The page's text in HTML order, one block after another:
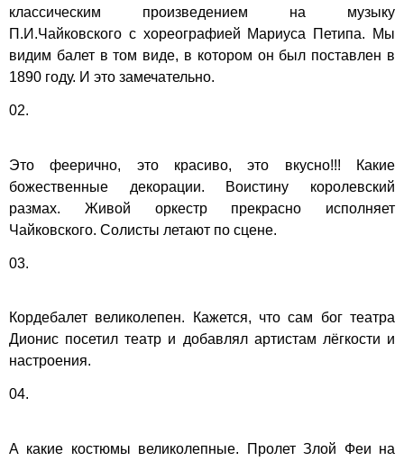
классическим произведением на музыку
П.И.Чайковского с хореографией Мариуса Петипа. Мы
видим балет в том виде, в котором он был поставлен в
1890 году. И это замечательно.
02.
Это феерично, это красиво, это вкусно!!! Какие
божественные декорации. Воистину королевский
размах. Живой оркестр прекрасно исполняет
Чайковского. Солисты летают по сцене.
03.
Кордебалет великолепен. Кажется, что сам бог театра
Дионис посетил театр и добавлял артистам лёгкости и
настроения.
04.
А какие костюмы великолепные. Пролет Злой Феи на